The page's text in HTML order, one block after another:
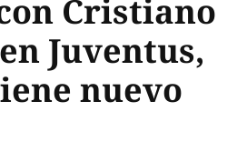
Cristiano
Juventus,
nuevo